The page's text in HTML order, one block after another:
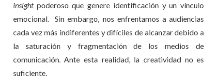
insightpoderoso que genere identificación y un vínculo
emocional. Sin embargo, nos enfrentamos a audiencias
cada vez más indiferentes y difíciles de alcanzar debido a
la saturación y fragmentación de los medios de
comunicación. Ante esta realidad, la creatividad no es
suficiente.